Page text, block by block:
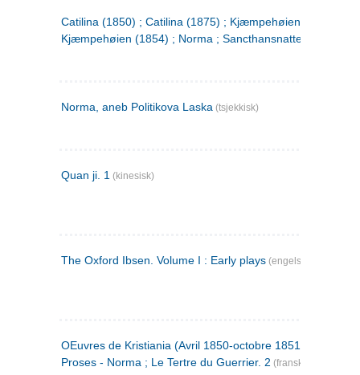
Catilina (1850) ; Catilina (1875) ; Kjæmpehøien (1850) ;
Kjæmpehøien (1854) ; Norma ; Sancthansnatten
Norma, aneb Politikova Laska (tsjekkisk)
Quan ji. 1 (kinesisk)
The Oxford Ibsen. Volume I : Early plays (engelsk)
OEuvres de Kristiania (Avril 1850-octobre 1851) : Poèmes
Proses - Norma ; Le Tertre du Guerrier. 2 (fransk)